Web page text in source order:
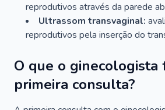
reprodutivos através da parede
Ultrassom transvaginal:
reprodutivos pela inserção do
O que o ginecologista
primeira consulta?